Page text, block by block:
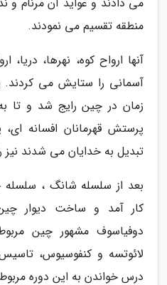
منطقه تقسیم می نمودند.
آنها ارواح کوه، نهرها،
آسمانی را ستایش می کردند.
زمان در چین رایج شد و تا به
پرستش قهرمانان افسانه
تبدیل به خدایان می شدند نیز
کار آمد و ساخت دیوار
دوفیاسوف مشهور چین
لائوتسه و کنفوسیوس،
درس خواندن به این دوره